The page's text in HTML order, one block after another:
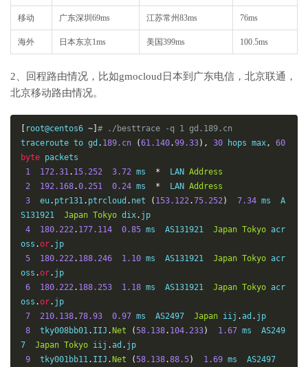
移动 广东深圳69ms 江苏常州83ms 76ms
海外 日本东京1ms 美国399ms 100.5ms
2、回程路由情况，比如gmocloud日本到广东电信，北京联通，
北京移动路由情况。
root@centos6 ~] # ./besttrace -q 1 gd.189.cn
traceroute to gd . 189.cn (61.140.99.33), 30 hops max,
60
byte packets
1
172.31. 15.252 3.72 ms *
  LAN
Address
2
192.168.0.251 0.24 ms *
  LAN
Address
3
  eu
. ptr131. ptrcloud . net ( 153.122.75.252) 7.34 ms  A
S131921 Japan Tokyo dix. jp
4
180.222. 177.114 0.85 ms  AS131921 Japan Tokyo acr
oss .or. jp
5
180.222. 188.246 1.10 ms  AS131921 Japan Tokyo acr
oss .or. jp
6
180.222. 188.253 1.18 ms  AS131921 Japan Tokyo acr
oss .or. jp
7
210.138.78.93 0.97 ms  AS2497 Japan iij .ad . jp
8
  tky008bb01
. IIJ . Net (58.138. 104.233) 1.67 ms  AS249
7 Japan Tokyo iij .ad . jp
9
  tky001bb11
. IIJ . Net (58.138.88.5) 1.69